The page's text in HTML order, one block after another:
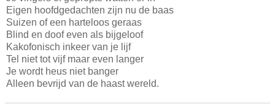
Eigen hoofdgedachten zijn nu de baas
Suizen of een harteloos geraas
Blind en doof even als bijgeloof
Kakofonisch inkeer van je lijf
Tel niet tot vijf maar even langer
Je wordt heus niet banger
Alleen bevrijd van de haast wereld.